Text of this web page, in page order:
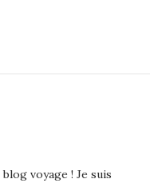
voyage ! Je suis